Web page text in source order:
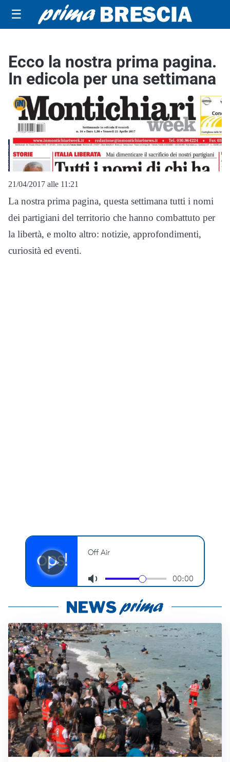
☰
Ecco la nostra prima pagina.
In edicola per una settimana
21/04/2017 alle 11:21
La nostra prima pagina, questa settimana tutti i nomi
dei partigiani del territorio che hanno combattuto per
la libertà, e molto altro: notizie, approfondimenti,
curiosità ed eventi.